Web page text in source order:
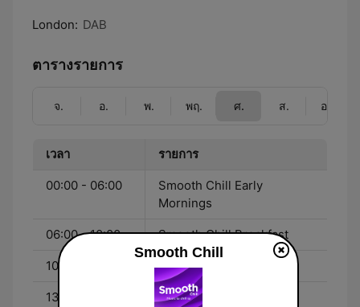
London: DAB
ตารางรายการ
จ. อ. พ. พฤ. ศ. ส. อา.
เวลา รายการ
00:00 - 06:00
Smooth Chill Early
Mornings
06:00 - 10:00 Smooth Chill Breakfast
10:00 - 13:00 Smooth Chill Mornings
13:00 - 18:00 Smooth Chill Afternoons
Smooth Chill